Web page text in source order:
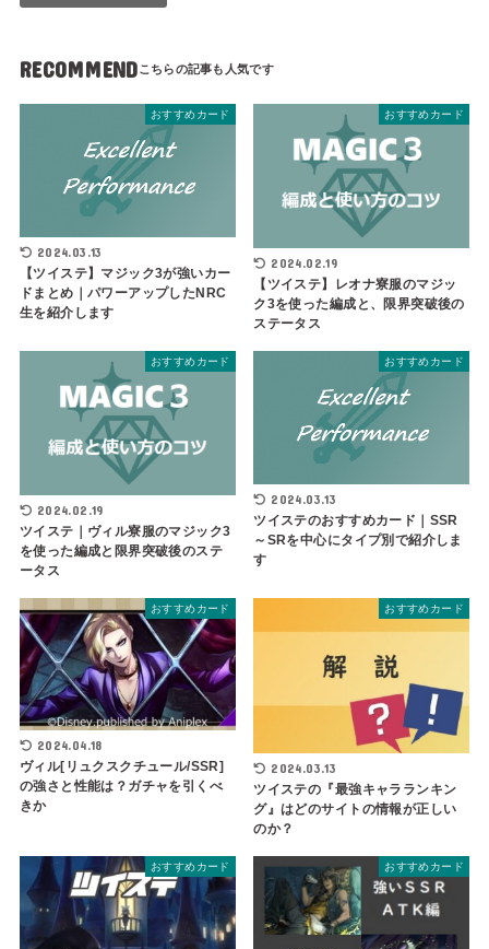
RECOMMEND
おすすめカード
2024.03.13
【ツイステ】マジック3が強いカー
ドまとめ｜パワーアップしたNRC
生を紹介します
おすすめカード
2024.02.19
【ツイステ】レオナ寮服のマジッ
ク3を使った編成と、限界突破後の
ステータス
おすすめカード
2024.02.19
ツイステ｜ヴィル寮服のマジック3
を使った編成と限界突破後のステ
ータス
おすすめカード
2024.03.13
ツイステのおすすめカード｜SSR
～SRを中心にタイプ別で紹介しま
す
おすすめカード
2024.04.18
ヴィル[リュクスクチュール/SSR]
の強さと性能は？ガチャを引くべ
きか
おすすめカード
2024.03.13
ツイステの『最強キャラランキン
グ』はどのサイトの情報が正しい
のか？
おすすめカード おすすめカード